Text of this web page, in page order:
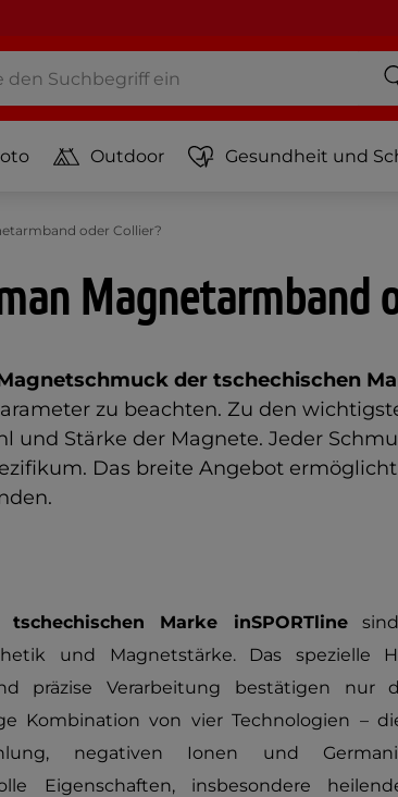
Outdoor Gesundheit und
oder Collier?
Magnetarmband
der tschechischen
zu beachten. Zu den
und Stärke der Magnete. Jeder
Das breite Angebot
Marke inSPORTlinesind
und Magnetstärke. Das spezielle
präzise Verarbeitung bestätigen nur
Kombination von vier Technologien –
negativen Ionen und
Eigenschaften, insbesondere